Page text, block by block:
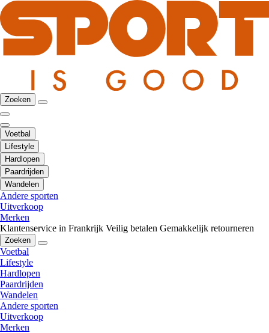
Zoeken
Voetbal
Lifestyle
Hardlopen
Paardrijden
Wandelen
Andere sporten
Uitverkoop
Merken
Klantenservice in Frankrijk Veilig betalen Gemakkelijk retourneren
Zoeken
Voetbal
Lifestyle
Hardlopen
Paardrijden
Wandelen
Andere sporten
Uitverkoop
Merken